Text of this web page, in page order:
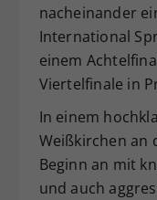
nacheinander
International
einem
Viertelfinale in
In einem
Weißkirchen an
Beginn an mit
und auch